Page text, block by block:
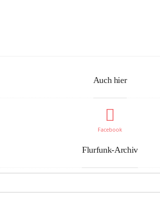
Auch hier
Facebook
Flurfunk-Archiv